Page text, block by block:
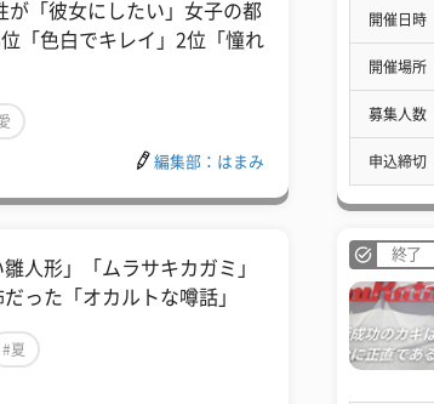
が「彼女にしたい」女子の都
「色白でキレイ」2位「憧れ
編集部：はまみ
人形」「ムラサキカガミ」
った「オカルトな噂話」
#夏
開催日時
開催場所
募集人数
申込締切
終了